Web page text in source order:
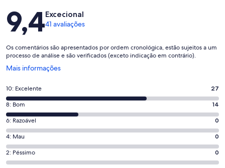
Avaliações
9,4Excecional
41 avaliações
Os comentários são apresentados por ordem cronológica, estão sujeitos a um
processo de análise e são verificados (exceto indicação em contrário).
Mais informações
Abre
nova
janela
Pontuação
de
10,
o
que
significa
“Excelente”.
27
10: Excelente 27
Pontuação
de
8,
o
que
significa
8: Bom 14
Pontuação
de
6,
o
que
6: Razoável 0
Pontuação
de
4,
4: Mau 0
Pontuação
de
2: Péssimo 0